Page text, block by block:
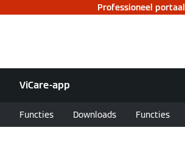
Professioneel portaal
ViCare-app
Functies Downloads Functies